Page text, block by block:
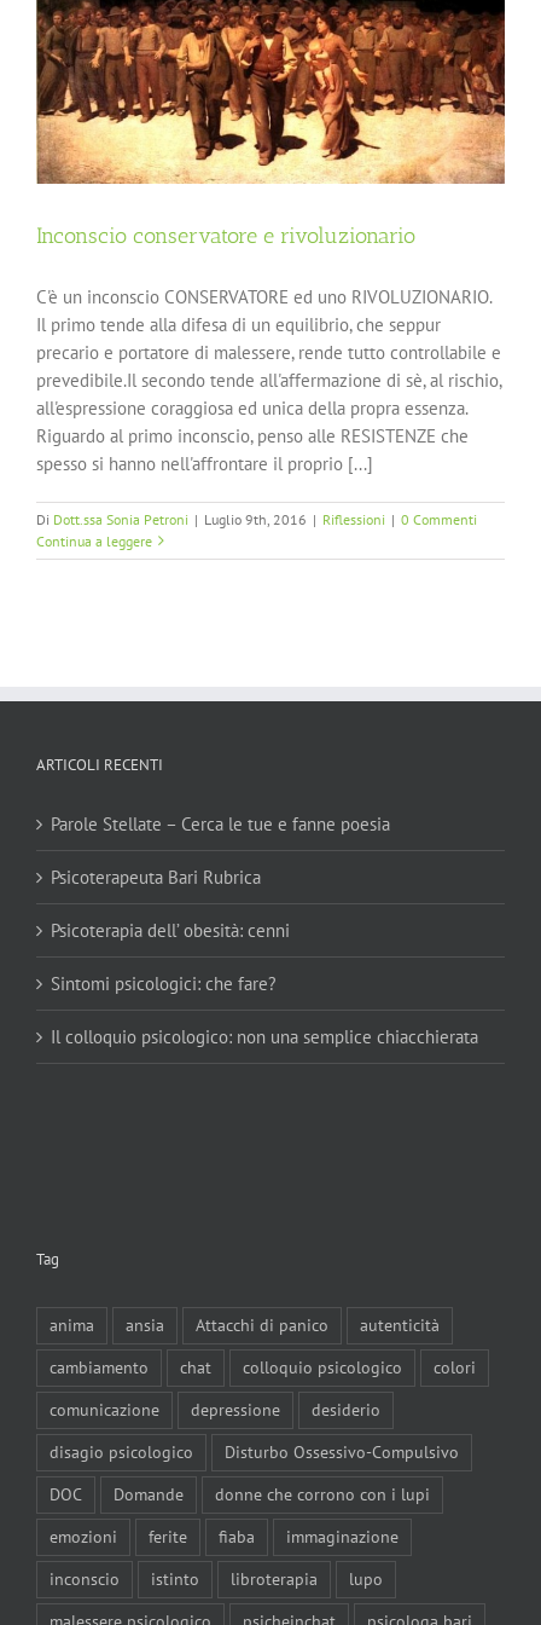
Inconscio conservatore e rivoluzionario
C'è un inconscio CONSERVATORE ed uno RIVOLUZIONARIO.
Il primo tende alla difesa di un equilibrio, che seppur
precario e portatore di malessere, rende tutto controllabile e
prevedibile.Il secondo tende all'affermazione di sè, al rischio,
all'espressione coraggiosa ed unica della propra essenza.
Riguardo al primo inconscio, penso alle RESISTENZE che
spesso si hanno nell'affrontare il proprio [...]
Di Dott.ssa Sonia Petroni | Luglio 9th, 2016 | Riflessioni | 0 Commenti
Continua a leggere
ARTICOLI RECENTI
Parole Stellate – Cerca le tue e fanne poesia
Psicoterapeuta Bari Rubrica
Psicoterapia dell’ obesità: cenni
Sintomi psicologici: che fare?
Il colloquio psicologico: non una semplice chiacchierata
Tag
anima ansia Attacchi di panico
autenticità
cambiamento
chat colloquio psicologico
colori
comunicazione
depressione
desiderio
disagio psicologico
Disturbo Ossessivo-Compulsivo
DOC
Domande
donne che corrono con i lupi
emozioni
ferite fiaba
immaginazione
inconscio
istinto libroterapia
lupo